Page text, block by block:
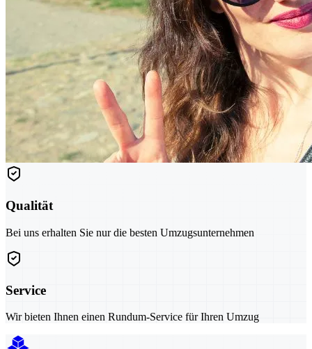
Qualität
Bei uns erhalten Sie nur die besten Umzugsunternehmen
Service
Wir bieten Ihnen einen Rundum-Service für Ihren Umzug